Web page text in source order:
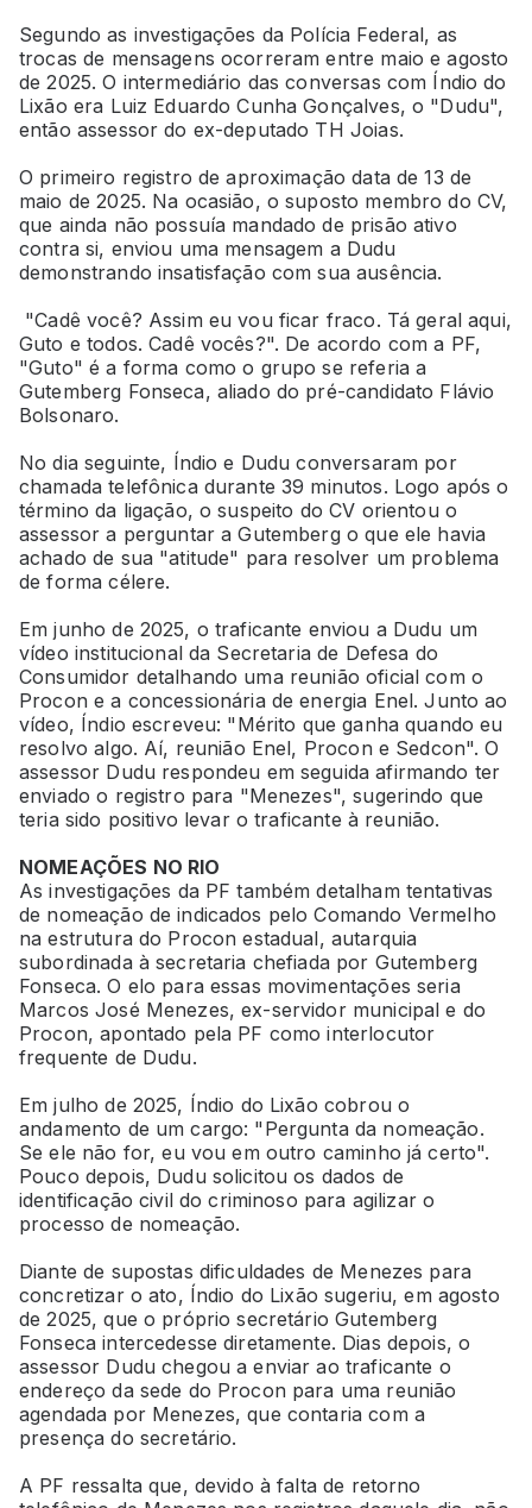
Segundo as investigações da Polícia Federal, as
trocas de mensagens ocorreram entre maio e agosto
de 2025. O intermediário das conversas com Índio do
Lixão era Luiz Eduardo Cunha Gonçalves, o "Dudu",
então assessor do ex-deputado TH Joias.
O primeiro registro de aproximação data de 13 de
maio de 2025. Na ocasião, o suposto membro do CV,
que ainda não possuía mandado de prisão ativo
contra si, enviou uma mensagem a Dudu
demonstrando insatisfação com sua ausência.
"Cadê você? Assim eu vou ficar fraco. Tá geral aqui,
Guto e todos. Cadê vocês?". De acordo com a PF,
"Guto" é a forma como o grupo se referia a
Gutemberg Fonseca, aliado do pré-candidato Flávio
Bolsonaro.
No dia seguinte, Índio e Dudu conversaram por
chamada telefônica durante 39 minutos. Logo após o
término da ligação, o suspeito do CV orientou o
assessor a perguntar a Gutemberg o que ele havia
achado de sua "atitude" para resolver um problema
de forma célere.
Em junho de 2025, o traficante enviou a Dudu um
vídeo institucional da Secretaria de Defesa do
Consumidor detalhando uma reunião oficial com o
Procon e a concessionária de energia Enel. Junto ao
vídeo, Índio escreveu: "Mérito que ganha quando eu
resolvo algo. Aí, reunião Enel, Procon e Sedcon". O
assessor Dudu respondeu em seguida afirmando ter
enviado o registro para "Menezes", sugerindo que
teria sido positivo levar o traficante à reunião.
NOMEAÇÕES NO RIO
As investigações da PF também detalham tentativas
de nomeação de indicados pelo Comando Vermelho
na estrutura do Procon estadual, autarquia
subordinada à secretaria chefiada por Gutemberg
Fonseca. O elo para essas movimentações seria
Marcos José Menezes, ex-servidor municipal e do
Procon, apontado pela PF como interlocutor
frequente de Dudu.
Em julho de 2025, Índio do Lixão cobrou o
andamento de um cargo: "Pergunta da nomeação.
Se ele não for, eu vou em outro caminho já certo".
Pouco depois, Dudu solicitou os dados de
identificação civil do criminoso para agilizar o
processo de nomeação.
Diante de supostas dificuldades de Menezes para
concretizar o ato, Índio do Lixão sugeriu, em agosto
de 2025, que o próprio secretário Gutemberg
Fonseca intercedesse diretamente. Dias depois, o
assessor Dudu chegou a enviar ao traficante o
endereço da sede do Procon para uma reunião
agendada por Menezes, que contaria com a
presença do secretário.
A PF ressalta que, devido à falta de retorno